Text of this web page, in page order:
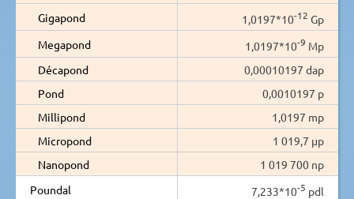
Gigapond
1,0197*10-12 Gp
Megapond
1,0197*10-9 Mp
Décapond
0,00010197 dap
Pond
0,0010197 p
Millipond
1,0197 mp
Micropond
1 019,7 µp
Nanopond
1 019 700 np
Poundal
7,233*10-5 pdl